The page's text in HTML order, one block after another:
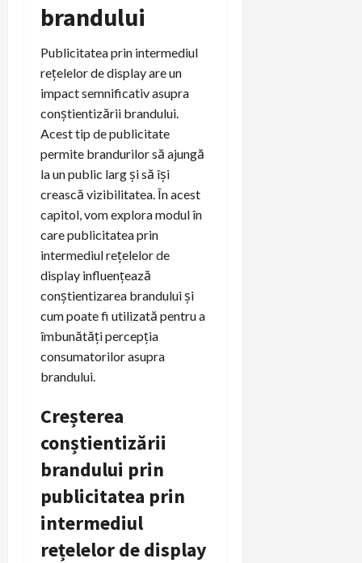
brandului
Publicitatea prin intermediul
rețelelor de display are un
impact semnificativ asupra
conștientizării brandului.
Acest tip de publicitate
permite brandurilor să ajungă
la un public larg și să își
crească vizibilitatea. În acest
capitol, vom explora modul în
care publicitatea prin
intermediul rețelelor de
display influențează
conștientizarea brandului și
cum poate fi utilizată pentru a
îmbunătăți percepția
consumatorilor asupra
brandului.
Creșterea
conștientizării
brandului prin
publicitatea prin
intermediul
rețelelor de display